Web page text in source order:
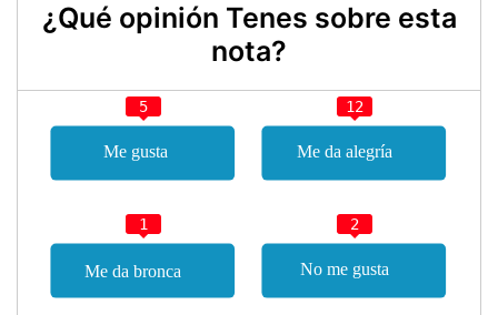
¿Qué opinión Tenes sobre esta
nota?
5 12
1 2